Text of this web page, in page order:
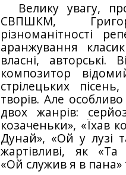
Велику увагу,
СВПШКМ,
різноманітності
аранжування
власні, авторські.
композитор
стрілецьких
творів. Але
двох жанрів:
козаченьки», «Їхав
Дунай», «Ой у лузі
жартівливі, як
«Ой служив я в пана»